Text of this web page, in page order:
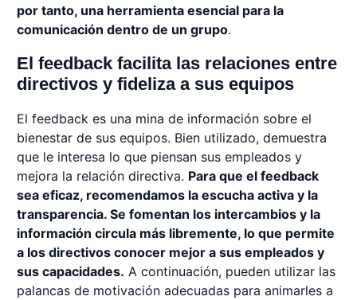
por tanto, una herramienta esencial para la
comunicación dentro de un grupo.
El feedback facilita las relaciones entre
directivos y fideliza a sus equipos
El feedback es una mina de información sobre el
bienestar de sus equipos. Bien utilizado, demuestra
que le interesa lo que piensan sus empleados y
mejora la relación directiva. Para que el feedback
sea eficaz, recomendamos la escucha activa y la
transparencia. Se fomentan los intercambios y la
información circula más libremente, lo que permite
a los directivos conocer mejor a sus empleados y
sus capacidades. A continuación, pueden utilizar las
palancas de motivación adecuadas para animarles a